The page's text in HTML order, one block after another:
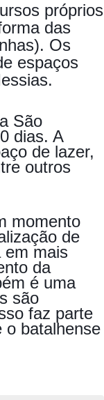
próprios
das
Os
espaços
São
dias. A
de lazer,
outros
momento
de
em mais
da
é uma
são
faz parte
o batalhense